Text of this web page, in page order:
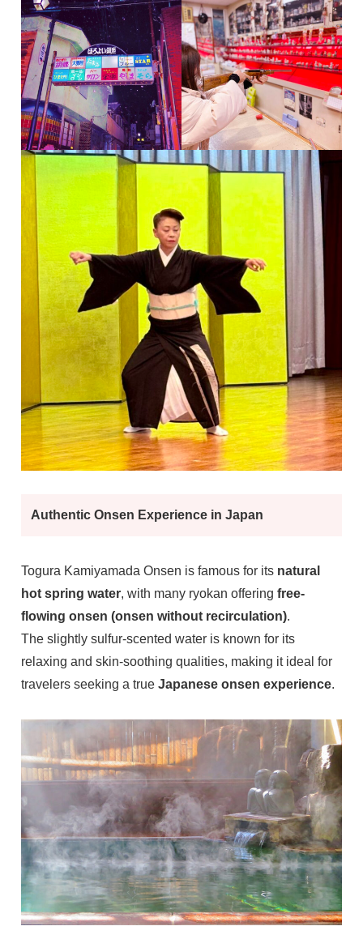
Authentic Onsen Experience in Japan
Togura Kamiyamada Onsen is famous for its natural
hot spring water, with many ryokan offering free-
flowing onsen (onsen without recirculation).
The slightly sulfur-scented water is known for its
relaxing and skin-soothing qualities, making it ideal for
travelers seeking a true Japanese onsen experience.